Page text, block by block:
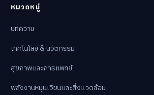
หมวดหมู่
บทความ
เทคโนโลยี & นวัตกรรม
สุขภาพและการแพทย์
พลังงานหมุนเวียนและสิ่งแวดล้อม